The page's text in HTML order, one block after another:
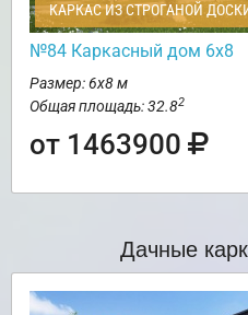
КАРКАС ИЗ СТРОГАНОЙ
№84 Каркасный дом 6х8
Размер: 6х8 м
Общая площадь: 32.82
от 1463900
Дачные